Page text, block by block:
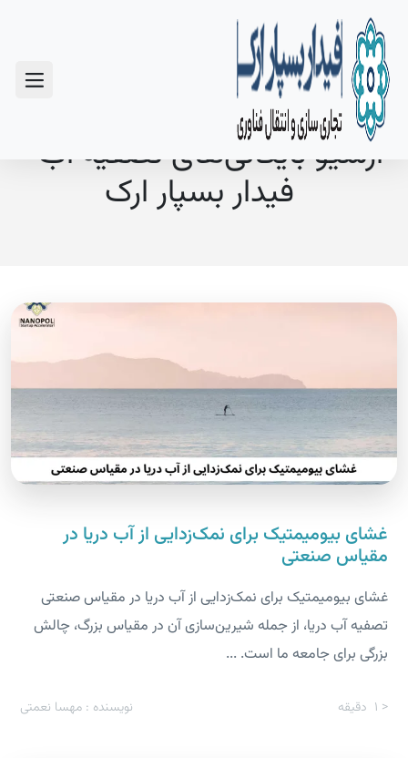
آرشیو بایگانی‌های تصفیه آب -
فیدار بسپار ارک
غشای بیومیمتیک برای نمک‌زدایی از آب دریا در
مقیاس صنعتی
غشای بیومیمتیک برای نمک‌زدایی از آب دریا در مقیاس صنعتی
تصفیه آب دریا، از جمله شیرین‌سازی آن در مقیاس بزرگ، چالش
بزرگی برای جامعه ما است. ...
< 1 دقیقه نویسنده : مهسا نعمتی